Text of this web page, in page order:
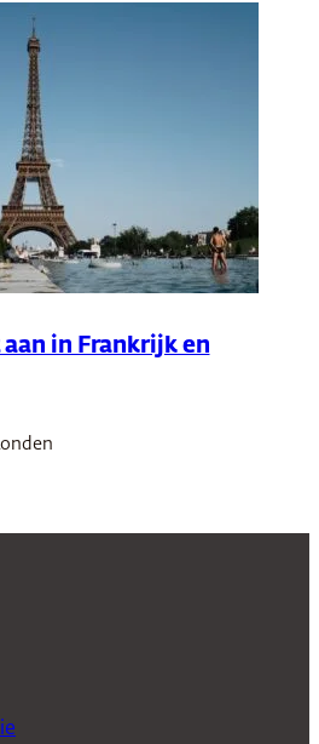
in Frankrijk en